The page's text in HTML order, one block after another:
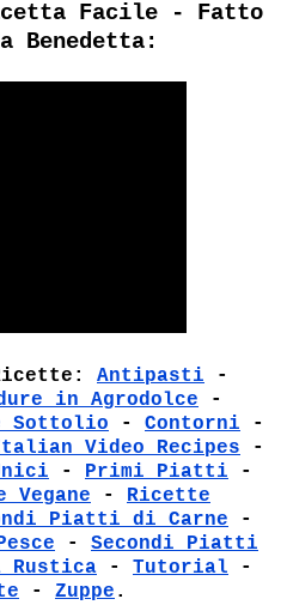
Facile - Fatto
Benedetta:
Antipasti -
in Agrodolce -
Sottolio - Contorni -
Video Recipes -
- Primi Piatti -
Vegane - Ricette
Piatti di Carne -
- Secondi Piatti
Rustica - Tutorial -
- Zuppe .